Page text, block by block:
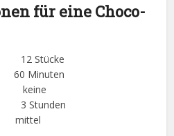
für eine Choco-
60 Minuten
mittel